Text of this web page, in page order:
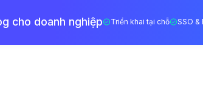
cho doanh nghiệp Triển khai tại chỗ SSO &